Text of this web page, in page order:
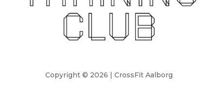
Copyright © 2026 | CrossFit Aalborg